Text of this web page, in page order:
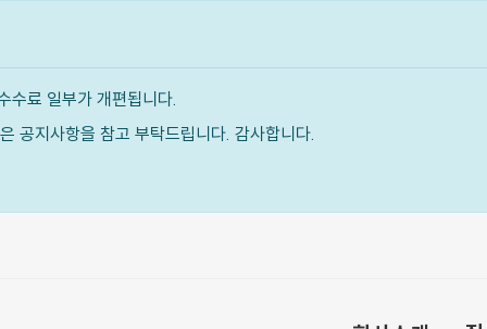
수료 일부가 개편됩니다.
공지사항을 참고 부탁드립니다. 감사합니다.